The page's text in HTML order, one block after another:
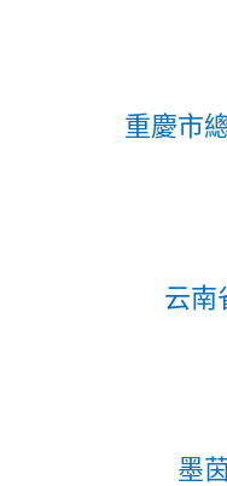
重慶市
云南
墨